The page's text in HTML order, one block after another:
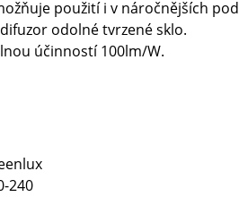
použití i v náročnějších
odolné tvrzené sklo.
účinností 100lm/W.
240